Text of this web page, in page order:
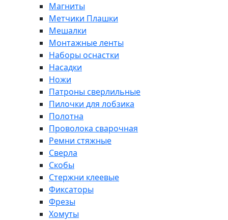
Магниты
Метчики Плашки
Мешалки
Монтажные ленты
Наборы оснастки
Насадки
Ножи
Патроны сверлильные
Пилочки для лобзика
Полотна
Проволока сварочная
Ремни стяжные
Сверла
Скобы
Стержни клеевые
Фиксаторы
Фрезы
Хомуты